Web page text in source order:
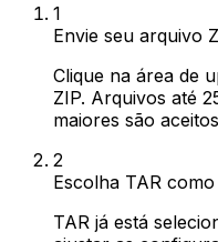
1
Envie seu arquivo
Clique na área de
ZIP. Arquivos até
maiores são
2
Escolha TAR
TAR já está